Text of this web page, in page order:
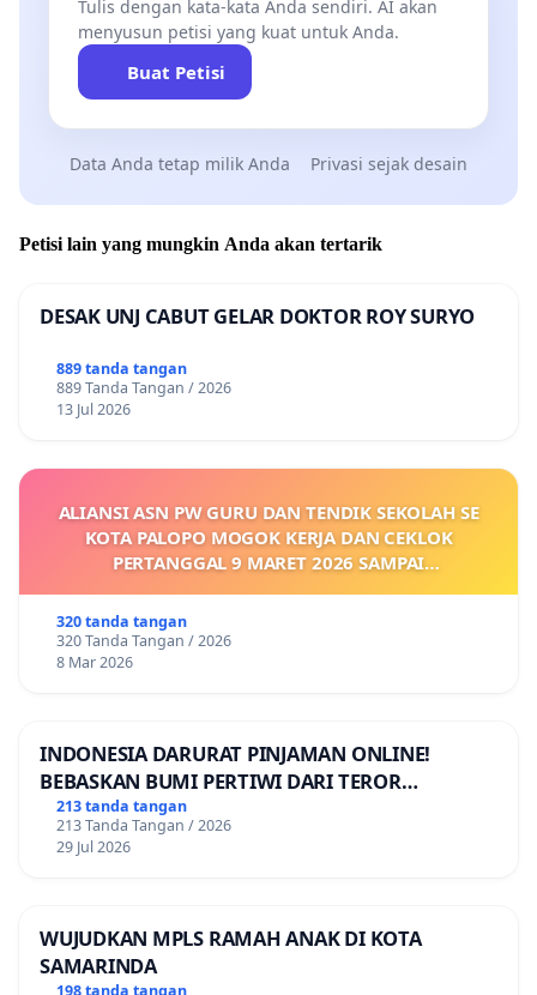
Tulis dengan kata-kata Anda sendiri. AI akan
menyusun petisi yang kuat untuk Anda.
Buat Petisi
Data Anda tetap milik Anda Privasi sejak desain
Petisi lain yang mungkin Anda akan tertarik
DESAK UNJ CABUT GELAR DOKTOR ROY SURYO
889 tanda tangan
889 Tanda Tangan / 2026
13 Jul 2026
ALIANSI ASN PW GURU DAN TENDIK SEKOLAH SE
KOTA PALOPO MOGOK KERJA DAN CEKLOK
PERTANGGAL 9 MARET 2026 SAMPAI
KEJELASAN SUMBER GAJI POKOK
320 tanda tangan
320 Tanda Tangan / 2026
8 Mar 2026
INDONESIA DARURAT PINJAMAN ONLINE!
BEBASKAN BUMI PERTIWI DARI TEROR
PINJAMAN ONLINE! TUTUP PINJOL!
213 tanda tangan
213 Tanda Tangan / 2026
29 Jul 2026
WUJUDKAN MPLS RAMAH ANAK DI KOTA
SAMARINDA
198 tanda tangan